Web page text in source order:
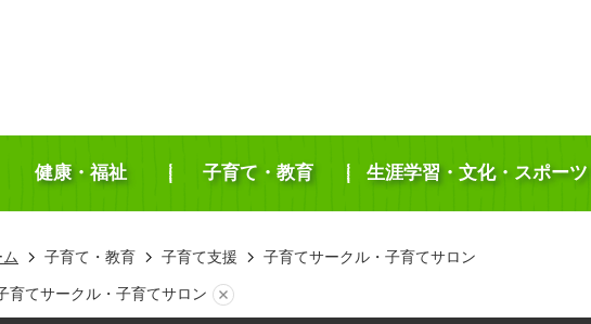
健康・福祉 子育て・教育 生涯学習・文化・スポーツ
子育て・教育 子育て支援 子育てサークル・子育てサロン
育てサークル・子育てサロン